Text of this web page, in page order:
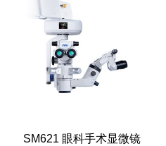
SM621 眼科手术显微镜